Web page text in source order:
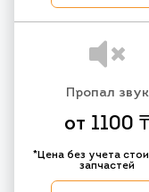
Пропал звук
от 1100 ₸
*Цена без учета
запчастей